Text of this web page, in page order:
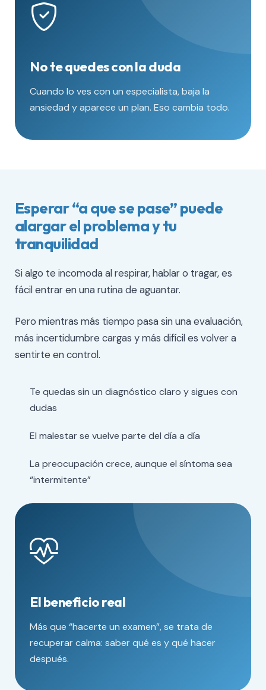
No te quedes con la duda
Cuando lo ves con un especialista, baja la
ansiedad y aparece un plan. Eso cambia todo.
Esperar “a que se pase” puede
alargar el problema y tu
tranquilidad
Si algo te incomoda al respirar, hablar o tragar, es
fácil entrar en una rutina de aguantar.
Pero mientras más tiempo pasa sin una evaluación,
más incertidumbre cargas y más difícil es volver a
sentirte en control.
Te quedas sin un diagnóstico claro y sigues con
dudas
El malestar se vuelve parte del día a día
La preocupación crece, aunque el síntoma sea
“intermitente”
El beneficio real
Más que “hacerte un examen”, se trata de
recuperar calma: saber qué es y qué hacer
después.